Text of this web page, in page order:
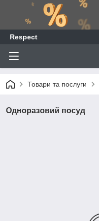
Respect
Товари та послуги
Одноразовий посуд